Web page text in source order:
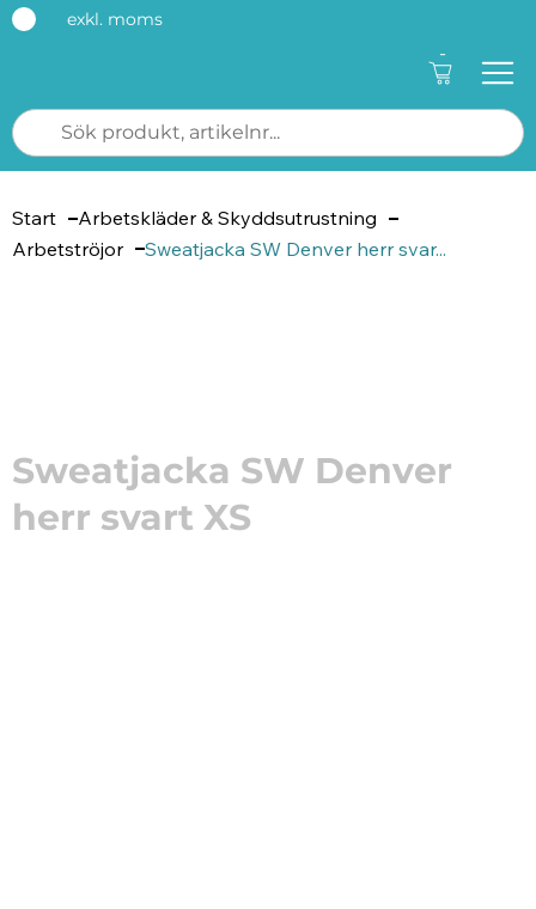
exkl. moms
-
Start
Arbetskläder & Skyddsutrustning
Arbetströjor
Sweatjacka SW Denver herr svar...
Sweatjacka SW Denver
herr svart XS